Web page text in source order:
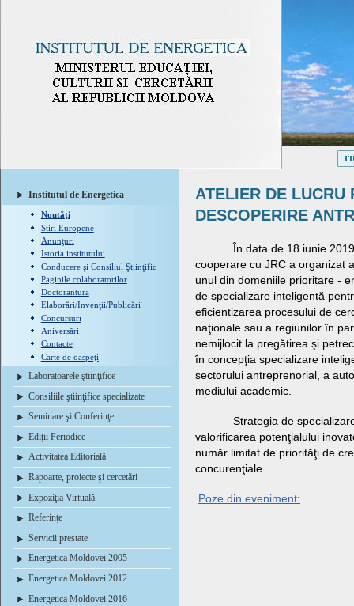
Institutul de Energetica
Noutăţi
Stiri Europene
Anunţuri
Istoria institutului
Conducere şi Consiliul Ştiinţific
Paginile colaboratorilor
Doctorantura
Elaborări/Invenţii/Publicări
Concursuri
Aniversări
Contacte
Carte de oaspeţi
Laboratoarele ştiinţifice
Consiliile ştiinţifice specializate
Seminare şi Conferinţe
Ediţii Periodice
Activitatea Editorială
Rapoarte, proiecte şi cercetări
Expoziţia Virtuală
Referinţe
Servicii prestate
Energetica Moldovei 2005
Energetica Moldovei 2012
Energetica Moldovei 2016
ATELIER DE LUCRU
DESCOPERIRE
În data de 18 iunie 2019
cooperare cu JRC a organizat
unul din domeniile prioritare -
de specializare inteligentă
eficientizarea procesului de
naţionale sau a regiunilor în
nemijlocit la pregătirea şi
în concepţia specializare
sectorului antreprenorial, a
mediului academic.
Strategia de specializare
valorificarea potenţialului
număr limitat de priorităţi de
concurenţiale.
Poze din eveniment: